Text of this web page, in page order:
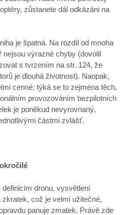
zůstanete dál odkázáni na
je špatná. Na rozdíl od mnoha
nejsou výrazné chyby (dovolil
s tvrzením na str. 124, že
je dlouhá životnost). Naopak,
cenné; týká se to zejména těch,
provozováním bezpilotních
je poněkud nevyrovnaný,
částmi zvlášť.
definicím dronu, vysvětlení
což je velmi užitečné,
panuje zmatek. Právě zde